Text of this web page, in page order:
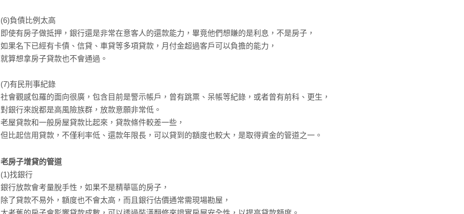
(6)負債比例太高
即使有房子做抵押，銀行還是非常在意客人的還款能力，畢竟他們想賺的是利息，不是房子，
如果名下已經有卡債、信貸、車貸等多項貸款，月付金超過客戶可以負擔的能力，
就算想拿房子貸款也不會通過。
(7)有民刑事紀錄
社會觀感包羅的面向很廣，包含目前是警示帳戶，曾有跳票、呆帳等紀錄，或者曾有前科、更生，
對銀行來說都是高風險族群，放款意願非常低。
老屋貸款和一般房屋貸款比起來，貸款條件較差一些，
但比起信用貸款，不僅利率低、還款年限長，可以貸到的額度也較大，是取得資金的管道之一。
老房子增貸的管道
(1)找銀行
銀行放款會考量脫手性，如果不是精華區的房子，
除了貸款不易外，額度也不會太高，而且銀行估價通常需現場勘屋，